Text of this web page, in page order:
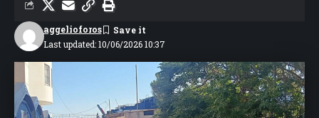
Last updated: 10/06/2026 10:37
aggelioforos